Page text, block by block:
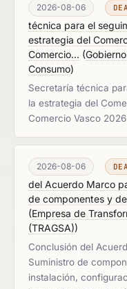
2026-08-06
técnica para el
estrategia del
Comercio... (
Consumo)
Secretaría técnica
la estrategia del
Comercio Vasco
2026-08-06
del Acuerdo Marco
de componentes y
(Empresa de
(TRAGSA))
Conclusión del
Suministro de
instalación,